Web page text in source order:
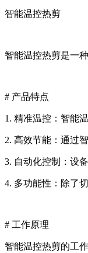
智能温控热剪
智能温控热剪是一
# 产品特点
1. 精准温控：智能
2. 高效节能：通过
3. 自动化控制：设
4. 多功能性：除了
# 工作原理
智能温控热剪的工